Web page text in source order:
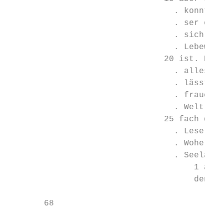
. konnte
. ser
. sich
.
20 ist.
. alles
. lässt.
. frauen
. Welt
25 fach da
. Leser
. Woher
.
1
den
       68